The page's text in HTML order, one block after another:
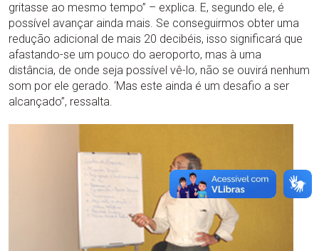
gritasse ao mesmo tempo” – explica. E, segundo ele, é
possível avançar ainda mais. Se conseguirmos obter uma
redução adicional de mais 20 decibéis, isso significará que
afastando-se um pouco do aeroporto, mas à uma
distância, de onde seja possível vê-lo, não se ouvirá nenhum
som por ele gerado. ‘Mas este ainda é um desafio a ser
alcançado’’, ressalta.